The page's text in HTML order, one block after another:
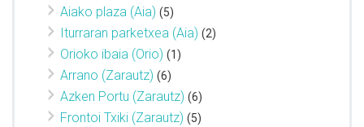
Aiako plaza (Aia) (5)
Iturraran parketxea (Aia) (2)
Orioko ibaia (Orio) (1)
Arrano (Zarautz) (6)
Azken Portu (Zarautz) (6)
Frontoi Txiki (Zarautz) (5)